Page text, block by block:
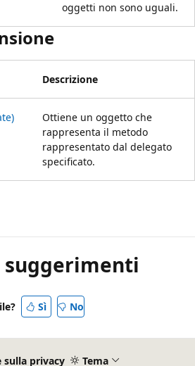
oggetti non sono uguali.
Descrizione
Ottiene un oggetto che
rappresenta il metodo
rappresentato dal delegato
specificato.
suggerimenti
Sì No
sulla privacy Tema